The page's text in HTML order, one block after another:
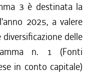
3 è destinata la
2025, a valere
delle
n. 1 (Fonti
in conto capitale)